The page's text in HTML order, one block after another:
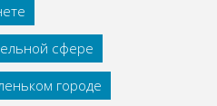
сфере
городе